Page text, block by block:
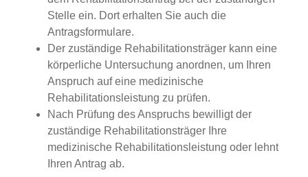
Stelle ein. Dort erhalten Sie auch die
Antragsformulare.
Der zuständige Rehabilitationsträger kann eine
körperliche Untersuchung anordnen, um Ihren
Anspruch auf eine medizinische
Rehabilitationsleistung zu prüfen.
Nach Prüfung des Anspruchs bewilligt der
zuständige Rehabilitationsträger Ihre
medizinische Rehabilitationsleistung oder lehnt
Ihren Antrag ab.